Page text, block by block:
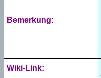
Bemerkung:
Wiki-Link: